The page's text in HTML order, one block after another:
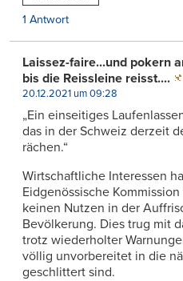
1 Antwort
Laissez-faire...und pokern
bis die Reissleine reisst....
20.12.2021 um 09:28
„Ein einseitiges
das in der Schweiz derzeit
rächen.“
Wirtschaftliche Interessen
Eidgenössische
keinen Nutzen in der
Bevölkerung. Dies trug mit
trotz wiederholter
völlig unvorbereitet in die
geschlittert sind.